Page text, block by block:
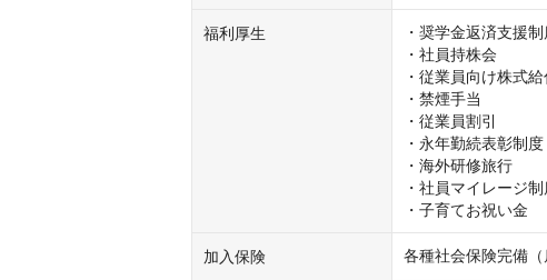
福利厚生
・奨学金返済支援
・社員持株会
・従業員向け株式
・禁煙手当
・従業員割引
・永年勤続表彰制度
・海外研修旅行
・社員マイレージ
・子育てお祝い金
加入保険 各種社会保険完備（